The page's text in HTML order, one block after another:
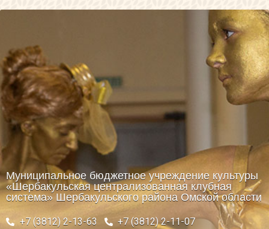
Муниципальное бюджетное учреждение культуры
«Шербакульская централизованная клубная
система» Шербакульского района Омской области
+7 (3812) 2-13-63
+7 (3812) 2-11-07